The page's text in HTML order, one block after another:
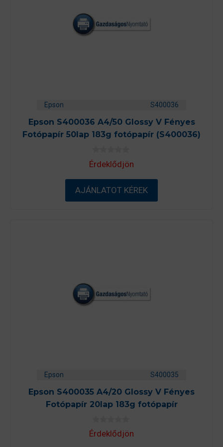
Epson S400036
Epson S400036 A4/50 Glossy V Fényes
Fotópapír 50lap 183g fotópapír (S400036)
0
a
5
-
b
ő
Érdeklődjön
AJÁNLATOT KÉREK
Epson S400035
Epson S400035 A4/20 Glossy V Fényes
Fotópapír 20lap 183g fotópapír
0
a
Érdeklődjön